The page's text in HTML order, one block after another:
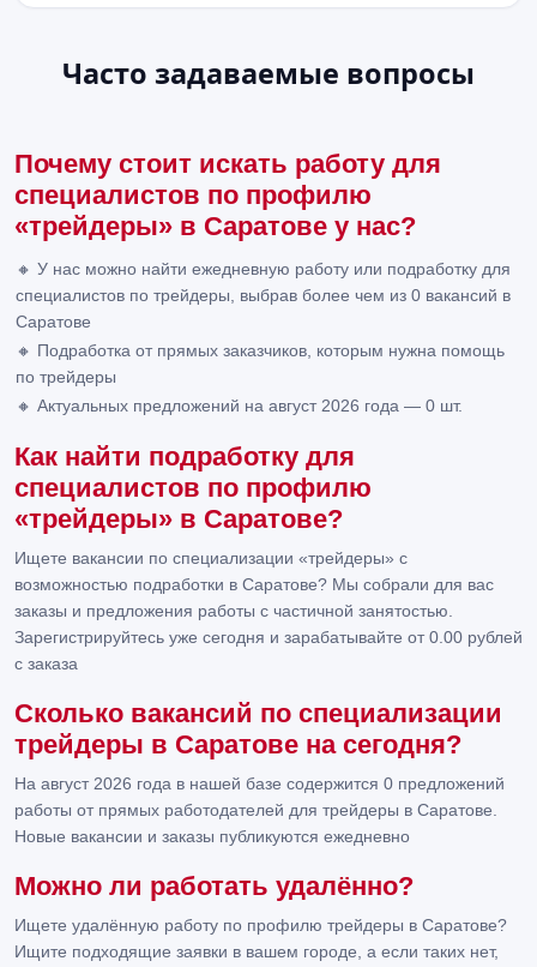
Часто задаваемые вопросы
Почему стоит искать работу для
специалистов по профилю
«трейдеры» в Саратове у нас?
🔸 У нас можно найти ежедневную работу или подработку для
специалистов по трейдеры, выбрав более чем из 0 вакансий в
Саратове
🔸 Подработка от прямых заказчиков, которым нужна помощь
по трейдеры
🔸 Актуальных предложений на август 2026 года — 0 шт.
Как найти подработку для
специалистов по профилю
«трейдеры» в Саратове?
Ищете вакансии по специализации «трейдеры» с
возможностью подработки в Саратове? Мы собрали для вас
заказы и предложения работы с частичной занятостью.
Зарегистрируйтесь уже сегодня и зарабатывайте от 0.00 рублей
с заказа
Сколько вакансий по специализации
трейдеры в Саратове на сегодня?
На август 2026 года в нашей базе содержится 0 предложений
работы от прямых работодателей для трейдеры в Саратове.
Новые вакансии и заказы публикуются ежедневно
Можно ли работать удалённо?
Ищете удалённую работу по профилю трейдеры в Саратове?
Ищите подходящие заявки в вашем городе, а если таких нет,